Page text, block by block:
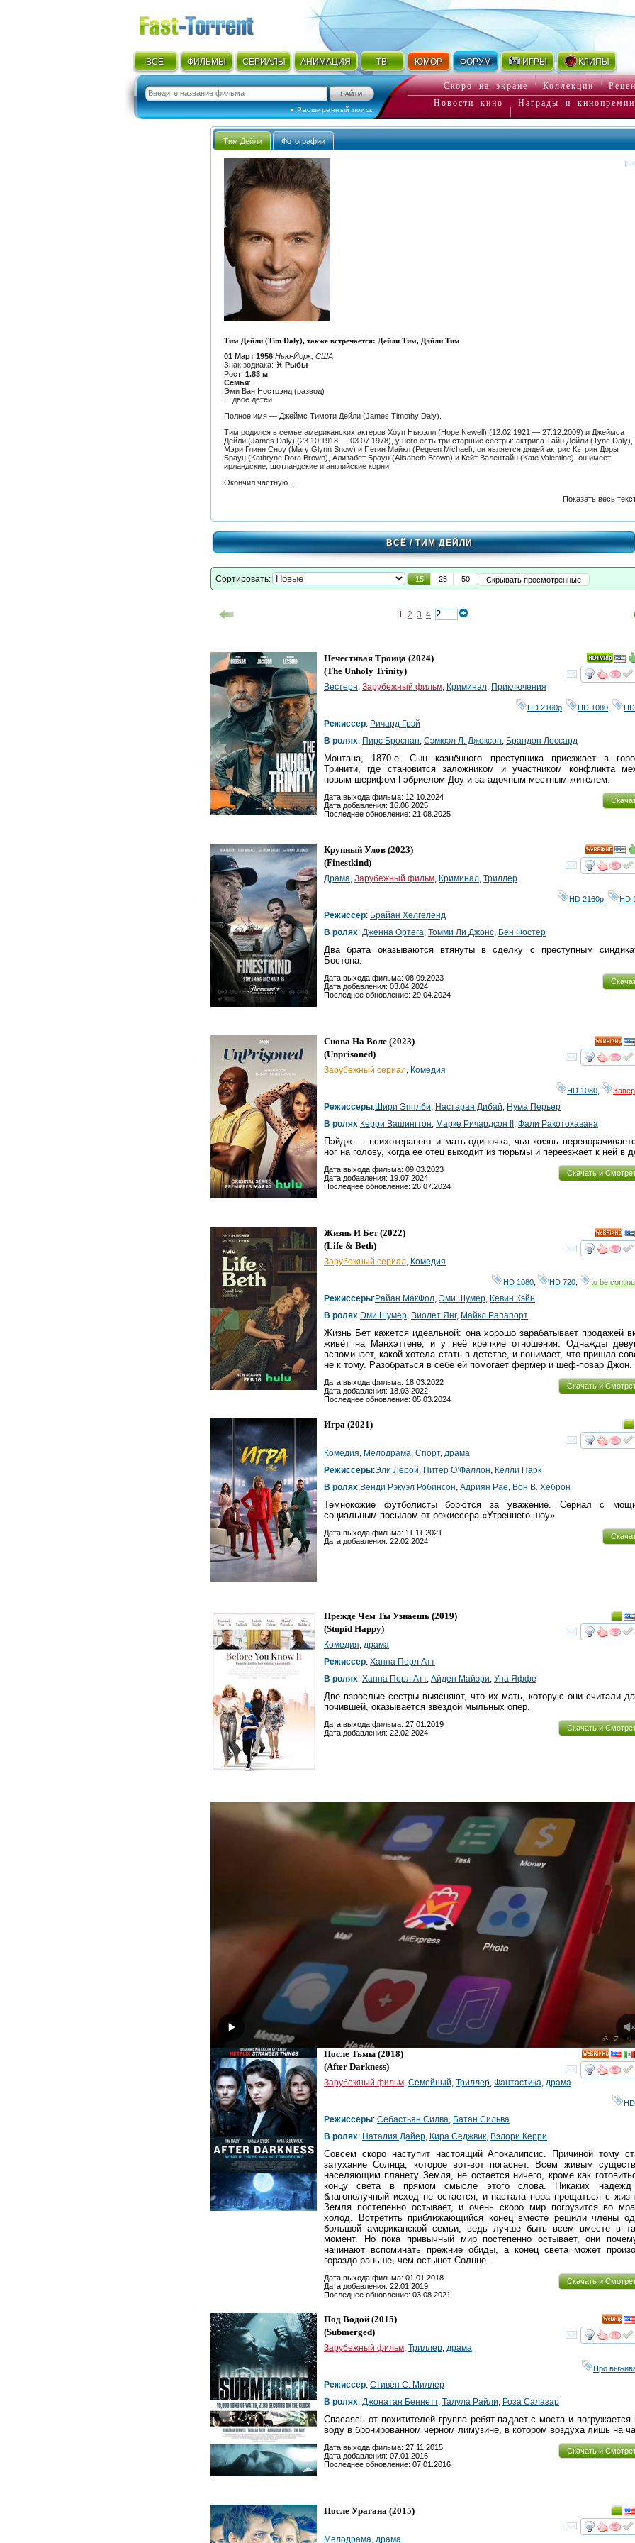
ВСЁ ФИЛЬМЫ СЕРИАЛЫ АНИМАЦИЯ ТВ ЮМОР ФОРУМ ИГРЫ КЛИПЫ
● Расширенный поиск
Скоро на экране Коллекции
Новости кино
Награды и кинопремии
Тим Дейли Фотографии
Тим Дейли (Tim Daly), также встречается: Дейли Тим, Дэйли Тим
01 Март 1956 Нью-Йорк, США
Знак зодиака: ♓ Рыбы
Рост: 1.83 м
Семья:
Эми Ван Нострэнд (развод)
... двое детей
Полное имя — Джеймс Тимоти Дейли (James Timothy Daly).
Тим родился в семье американских актеров Хоуп Ньюэлл(Hope Newell) (12.02.1921 — 27.12.2009) и Джеймса
Дейли(James Daly) (23.10.1918 — 03.07.1978), у него есть три старшие сестры: актриса Тайн Дейли(Tyne Daly),
Мэри Глинн Сноу (Mary Glynn Snow) и Пегин Майкл (Pegeen Michael), он является дядей актрис Кэтрин Доры
Браун(Kathryne Dora Brown), Ализабет Браун (Alisabeth Brown) и Кейт Валентайн (Kate Valentine), он имеет
ирландские, шотландские и английские корни.
Окончил частную …
Показать весь
ВСЁ/ ТИМ ДЕЙЛИ
Сортировать: 15 25 50 Скрывать просмотренные
1 2 3 4
Нечестивая Троица (2024)
(The Unholy Trinity)
Вестерн, Зарубежный фильм, Криминал, Приключения
HD 2160р HD 1080
Режиссер: Ричард Грэй
В ролях: Пирс Броснан, Сэмюэл Л. Джексон, Брандон Лессард
Монтана, 1870-е. Сын казнённого преступника приезжает в
Тринити, где становится заложником и участником конфликта
новым шерифом Гэбриелом Доу и загадочным местным жителем.
Дата выхода фильма: 12.10.2024
Дата добавления: 16.06.2025
Последнее обновление: 21.08.2025
HD
Крупный Улов (2023)
(Finestkind)
Драма, Зарубежный фильм, Криминал, Триллер
HD 2160р HD
Режиссер: Брайан Хелгеленд
В ролях: Дженна Ортега, Томми Ли Джонс, Бен Фостер
Два брата оказываются втянуты в сделку с преступным
Бостона.
Дата выхода фильма: 08.09.2023
Дата добавления: 03.04.2024
Последнее обновление: 29.04.2024
HD
Снова На Воле (2023)
(Unprisoned)
Зарубежный сериал, Комедия
HD 1080
Режиссеры:Шири Эпплби, Настаран Дибай, Нума Перьер
В ролях:Керри Вашингтон, Марке Ричардсон II , Фали Ракотохавана
Пэйдж — психотерапевт и мать-одиночка, чья жизнь
ног на голову, когда ее отец выходит из тюрьмы и переезжает к ней в
Скачать и
Дата выхода фильма: 09.03.2023
Дата добавления: 19.07.2024
Последнее обновление: 26.07.2024
HD
Жизнь И Бет(2022)
(Life & Beth)
Зарубежный сериал, Комедия
HD 1080 HD 720 to be
Режиссеры:Райан МакФол, Эми Шумер, Кевин Кэйн
В ролях:Эми Шумер, Виолет Янг, Майкл Рапапорт
Жизнь Бет кажется идеальной: она хорошо зарабатывает продажей
живёт на Манхэттене, и у неё крепкие отношения. Однажды
вспоминает, какой хотела стать в детстве, и понимает, что пришла
не к тому. Разобраться в себе ей помогает фермер и шеф-повар Джон.
Скачать и
Дата выхода фильма: 18.03.2022
Дата добавления: 18.03.2022
Последнее обновление: 05.03.2024
Игра (2021)
Комедия, Мелодрама, Спорт, драма
Режиссеры:Эли Лерой, Питер О’Фаллон, Келли Парк
В ролях:Венди Рэкуэл Робинсон, Адриян Рае, Вон В. Хеброн
Темнокожие футболисты борются за уважение. Сериал с
социальным посылом от режиссера «Утреннего шоу»
Дата выхода фильма: 11.11.2021
Дата добавления: 22.02.2024
Прежде Чем Ты Узнаешь (2019)
(Stupid Happy)
Комедия, драма
Режиссер: Ханна Перл Атт
В ролях: Ханна Перл Атт, Айден Майэри, Уна Яффе
Две взрослые сестры выясняют, что их мать, которую они считали
почившей, оказывается звездой мыльных опер.
Скачать и
Дата выхода фильма: 27.01.2019
Дата добавления: 22.02.2024
HD
После Тьмы (2018)
(After Darkness)
Зарубежный фильм, Семейный, Триллер, Фантастика, драма
Режиссеры: Себастьян Силва, Батан Сильва
В ролях: Наталия Дайер, Кира Седжвик, Вэлори Керри
Совсем скоро наступит настоящий Апокалипсис. Причиной тому
затухание Солнца, которое вот-вот погаснет. Всем живым
населяющим планету Земля, не остается ничего, кроме как
концу света в прямом смысле этого слова. Никаких
благополучный исход не остается, и настала пора прощаться с
Земля постепенно остывает, и очень скоро мир погрузится во
холод. Встретить приближающийся конец вместе решили члены
большой американской семьи, ведь лучше быть всем вместе в
момент. Но пока привычный мир постепенно остывает, они
начинают вспоминать прежние обиды, а конец света может
гораздо раньше, чем остынет Солнце.
Скачать и
Дата выхода фильма: 01.01.2018
Дата добавления: 22.01.2019
Последнее обновление: 03.08.2021
Под Водой (2015)
(Submerged)
Зарубежный фильм Триллер драма
Про
Режиссер: Стивен С. Миллер
В ролях: Джонатан Беннетт, Талула Райли Роза Салазар
Спасаясь от похитителей группа ребят падает с моста и погружается
воду в бронированном черном лимузине, в котором воздуха лишь на
Скачать и
Дата выхода фильма: 27.11.2015
Дата добавления: 07.01.2016
Последнее обновление: 07.01.2016
После Урагана (2015)
Мелодрама драма